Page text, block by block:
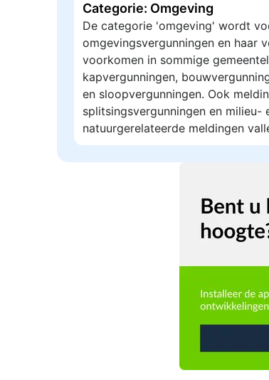
Categorie: Omgeving
De categorie 'omgeving' wordt
omgevingsvergunningen en haar
voorkomen in sommige
kapvergunningen,
en sloopvergunningen. Ook
splitsingsvergunningen en milieu-
natuurgerelateerde meldingen